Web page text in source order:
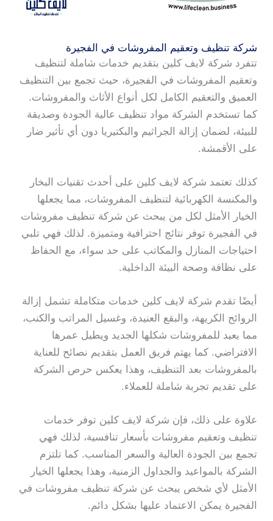
شركة تنظيف وتعقيم المفروشات في الفجيرة
تتفرد شركة لايف كلين بتقديم خدمات شاملة لتنظيف
وتعقيم المفروشات في الفجيرة، حيث تجمع بين التنظيف
العميق والتعقيم الكامل لكل أنواع الأثاث والمفروشات.
كما تستخدم الشركة مواد تنظيف عالية الجودة وصديقة
للبيئة، لضمان إزالة الجراثيم والبكتيريا دون أي تأثير ضار
على الأقمشة.
كذلك تعتمد شركة لايف كلين على أحدث تقنيات البخار
والمكنسة الكهربائية لتنظيف المفروشات، مما يجعلها
الخيار الأمثل لكل من يبحث عن شركة تنظيف مفروشات
في الفجيرة توفر نتائج احترافية ومتميزة. لذلك فهي تلبي
احتياجات المنازل والمكاتب على حد سواء، مع الحفاظ
على نظافة وصحة البيئة الداخلية.
أيضًا تقدم شركة لايف كلين خدمات متكاملة تشمل إزالة
الروائح الكريهة، والبقع العنيدة، وغسيل المراتب والكنب،
مما يعيد للمفروشات شكلها الجديد ويطيل عمرها
الافتراضي. كما يهتم فريق العمل بتقديم نصائح للعناية
بالمفروشات بعد التنظيف، وهذا يعكس حرص الشركة
على تقديم تجربة شاملة للعملاء.
علاوة على ذلك، فإن شركة لايف كلين توفر خدمات
تنظيف وتعقيم مفروشات بأسعار تنافسية، لذلك فهي
تجمع بين الجودة العالية والسعر المناسب. كما تلتزم
الشركة بالمواعيد والجداول الزمنية، وهذا يجعلها الخيار
الأمثل لأي شخص يبحث عن شركة تنظيف مفروشات في
الفجيرة يمكن الاعتماد عليها بشكل دائم.